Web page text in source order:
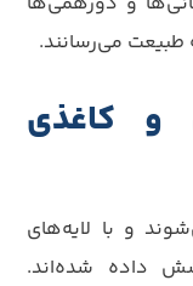
طبیعت می‌رسانند.
و کاغذی
و با لایه‌های
داده شده‌اند.